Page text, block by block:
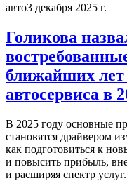
авто3 декабря 2025 г.
Голикова
ближайших
автосервиса в
В 2025 году основные
становятся драйвером
как подготовиться к
и повысить прибыль,
и расширяя спектр услуг.